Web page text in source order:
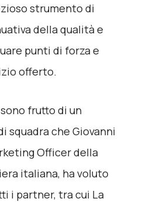
strumento di
della qualità e
punti di forza e
offerto.
frutto di un
squadra che Giovanni
Officer della
italiana, ha voluto
i partner, tra cui La